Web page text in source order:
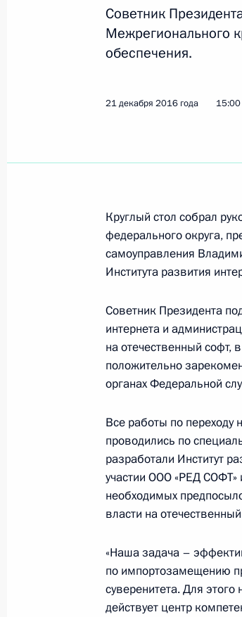
Герман Клименко
академии Генштаба
26 января 2017 года, 17:30
Герман Клименко
бизнеса – территория
23 января 2017 года, 18:00
Герман Клименко
Министерства
12 января 2017 года, 16:00
Межрегиональный
программного
21 декабря 2016 года, 15:00
Советник
Межрегионального
обеспечения.
21 декабря 2016 года 15:00
Круглый стол собрал
федерального округа,
самоуправления
Института развития
Советник Президента
интернета и
на отечественный софт,
положительно
органах Федеральной
Все работы по переходу
проводились по
разработали Институт
участии ООО «РЕД СОФТ»
необходимых
власти на
«Наша задача –
по импортозамещению
суверенитета. Для
действует центр